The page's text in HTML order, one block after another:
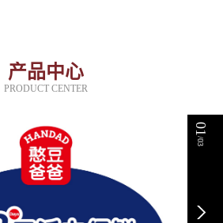
产品中心
PRODUCT CENTER
01
/03